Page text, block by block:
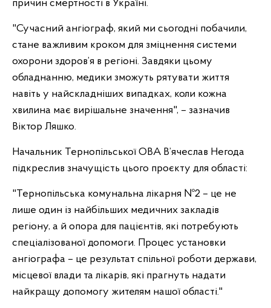
причин смертності в Україні.
"Сучасний ангіограф, який ми сьогодні побачили,
стане важливим кроком для зміцнення системи
охорони здоров’я в регіоні. Завдяки цьому
обладнанню, медики зможуть рятувати життя
навіть у найскладніших випадках, коли кожна
хвилина має вирішальне значення", – зазначив
Віктор Ляшко.
Начальник Тернопільської ОВА В’ячеслав Негода
підкреслив значущість цього проєкту для області:
"Тернопільська комунальна лікарня №2 – це не
лише один із найбільших медичних закладів
регіону, а й опора для пацієнтів, які потребують
спеціалізованої допомоги. Процес установки
ангіографа – це результат спільної роботи держави,
місцевої влади та лікарів, які прагнуть надати
найкращу допомогу жителям нашої області."